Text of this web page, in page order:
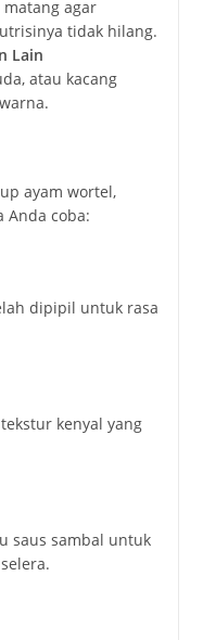
agar
tidak hilang.
Lain
atau kacang
ayam wortel,
Anda coba:
dipipil untuk rasa
kenyal yang
saus sambal untuk